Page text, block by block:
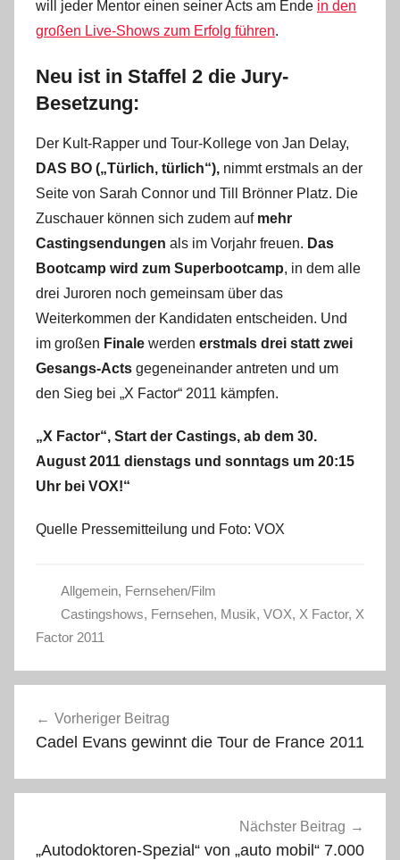
will jeder Mentor einen seiner Acts am Ende in den
großen Live-Shows zum Erfolg führen.
Neu ist in Staffel 2 die Jury-
Besetzung:
Der Kult-Rapper und Tour-Kollege von Jan Delay,
DAS BO („Türlich, türlich“), nimmt erstmals an der
Seite von Sarah Connor und Till Brönner Platz. Die
Zuschauer können sich zudem auf mehr
Castingsendungen als im Vorjahr freuen. Das
Bootcamp wird zum Superbootcamp, in dem alle
drei Juroren noch gemeinsam über das
Weiterkommen der Kandidaten entscheiden. Und
im großen Finale werden erstmals drei statt zwei
Gesangs-Acts gegeneinander antreten und um
den Sieg bei „X Factor“ 2011 kämpfen.
„X Factor“, Start der Castings, ab dem 30.
August 2011 dienstags und sonntags um 20:15
Uhr bei VOX!“
Quelle Pressemitteilung und Foto: VOX
Allgemein, Fernsehen/Film
Castingshows, Fernsehen, Musik, VOX, X Factor, X
Factor 2011
Vorheriger Beitrag
Cadel Evans gewinnt die Tour de France 2011
Nächster Beitrag
„Autodoktoren-Spezial“ von „auto mobil“ 7.000